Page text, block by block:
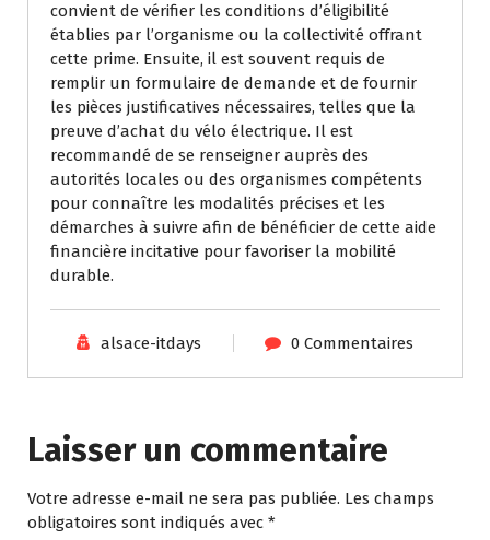
convient de vérifier les conditions d’éligibilité
établies par l’organisme ou la collectivité offrant
cette prime. Ensuite, il est souvent requis de
remplir un formulaire de demande et de fournir
les pièces justificatives nécessaires, telles que la
preuve d’achat du vélo électrique. Il est
recommandé de se renseigner auprès des
autorités locales ou des organismes compétents
pour connaître les modalités précises et les
démarches à suivre afin de bénéficier de cette aide
financière incitative pour favoriser la mobilité
durable.
alsace-itdays 0 Commentaires
Laisser un commentaire
Votre adresse e-mail ne sera pas publiée. Les champs
obligatoires sont indiqués avec *